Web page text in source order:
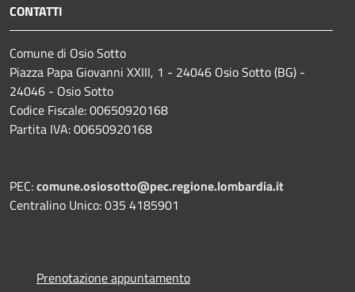
CONTATTI
Comune di Osio Sotto
Piazza Papa Giovanni XXIII, 1 - 24046 Osio Sotto (BG) -
24046 - Osio Sotto
Codice Fiscale: 00650920168
Partita IVA: 00650920168
PEC:comune.osiosotto@pec.regione.lombardia.it
Centralino Unico: 035 4185901
Prenotazione appuntamento